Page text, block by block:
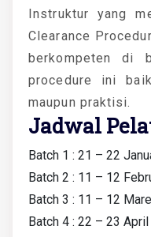
Instruktur yang
Clearance
berkompeten di
procedure ini
maupun praktisi.
Jadwal
Batch 1 : 21 – 22
Batch 2 : 11 – 12
Batch 3 : 11 – 12
Batch 4 : 22 – 23